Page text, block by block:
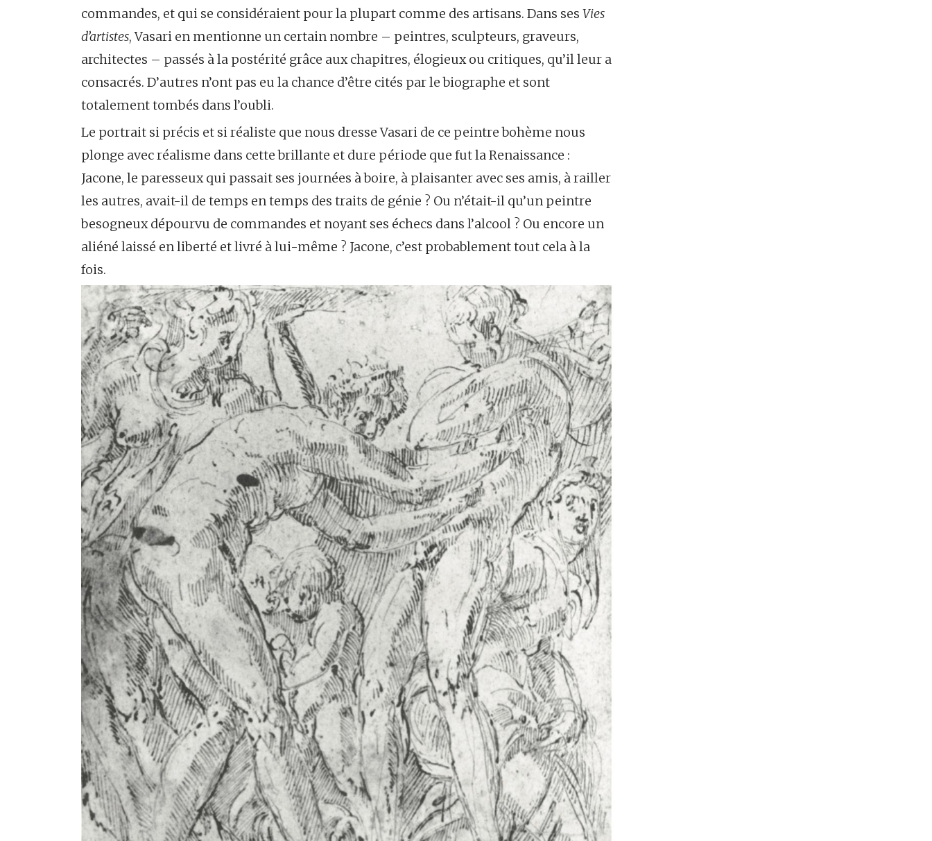
commandes, et qui se considéraient pour la plupart comme des artisans. Dans ses Vies
d’artistes, Vasari en mentionne un certain nombre – peintres, sculpteurs, graveurs,
architectes – passés à la postérité grâce aux chapitres, élogieux ou critiques, qu’il leur a
consacrés. D’autres n’ont pas eu la chance d’être cités par le biographe et sont
totalement tombés dans l’oubli.
Le portrait si précis et si réaliste que nous dresse Vasari de ce peintre bohème nous
plonge avec réalisme dans cette brillante et dure période que fut la Renaissance :
Jacone, le paresseux qui passait ses journées à boire, à plaisanter avec ses amis, à railler
les autres, avait-il de temps en temps des traits de génie ? Ou n’était-il qu’un peintre
besogneux dépourvu de commandes et noyant ses échecs dans l’alcool ? Ou encore un
aliéné laissé en liberté et livré à lui-même ? Jacone, c’est probablement tout cela à la
fois.